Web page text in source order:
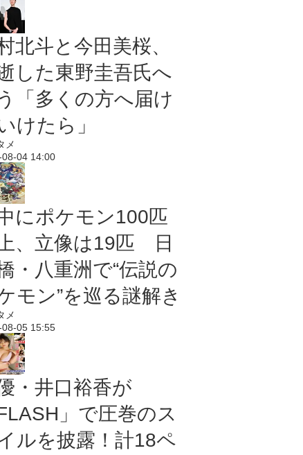
北斗と今田美桜、
した東野圭吾氏へ
「多くの方へ届け
けたら」
メ
08-04 14:00
にポケモン100匹
、立像は19匹 日
・八重洲で“伝説の
モン”を巡る謎解き
メ
08-05 15:55
・井口裕香が
FLASH」で圧巻のス
ルを披露！計18ペ